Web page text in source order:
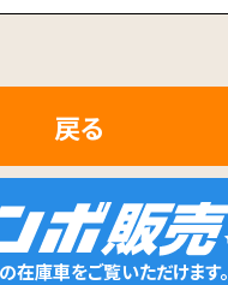
戻る
在庫車をご覧いただけます。